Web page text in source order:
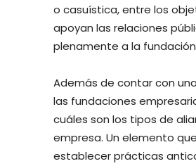
o casuística, entre los
apoyan las relaciones
plenamente a la
Además de contar con
las fundaciones
cuáles son los tipos de
empresa. Un elemento
establecer prácticas